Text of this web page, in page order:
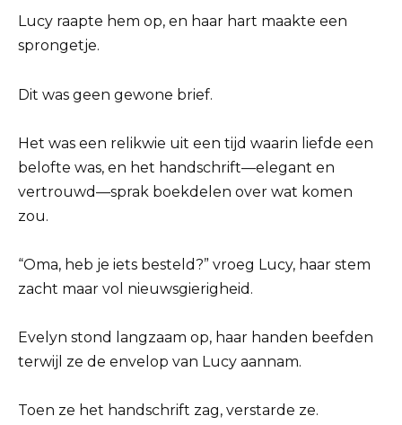
Lucy raapte hem op, en haar hart maakte een
sprongetje.
Dit was geen gewone brief.
Het was een relikwie uit een tijd waarin liefde een
belofte was, en het handschrift—elegant en
vertrouwd—sprak boekdelen over wat komen
zou.
“Oma, heb je iets besteld?” vroeg Lucy, haar stem
zacht maar vol nieuwsgierigheid.
Evelyn stond langzaam op, haar handen beefden
terwijl ze de envelop van Lucy aannam.
Toen ze het handschrift zag, verstarde ze.